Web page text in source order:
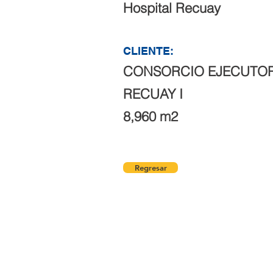
Hospital Recuay
CLIENTE:
CONSORCIO
RECUAY I
8,960 m2
Regresar